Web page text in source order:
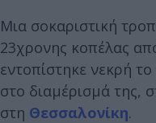
Μια σοκαριστική
23χρονης κοπέλας
εντοπίστηκε νεκρή
στο διαμέρισμά της,
στη Θεσσαλονίκη.